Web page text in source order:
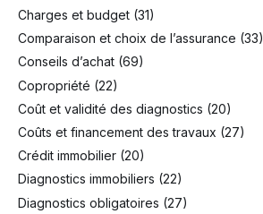
Charges et budget (31)
Comparaison et choix de l’assurance (33)
Conseils d’achat (69)
Copropriété (22)
Coût et validité des diagnostics (20)
Coûts et financement des travaux (27)
Crédit immobilier (20)
Diagnostics immobiliers (22)
Diagnostics obligatoires (27)